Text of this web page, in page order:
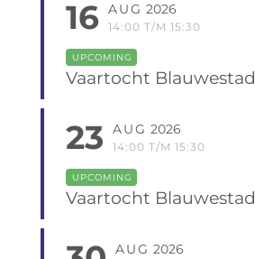
16 AUG 2026
14:00 T/M 15:30
UPCOMING
Vaartocht Blauwestad
23 AUG 2026
14:00 T/M 15:30
UPCOMING
Vaartocht Blauwestad
AUG 2026